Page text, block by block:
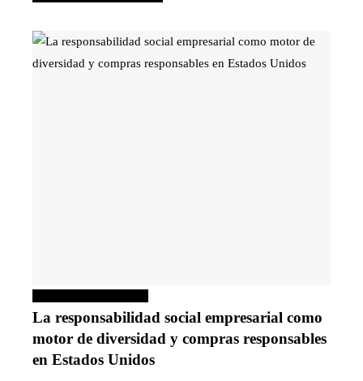
La responsabilidad social empresarial como
motor de diversidad y compras responsables
en Estados Unidos